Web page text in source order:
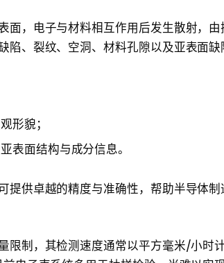
面，电子与材料相互作用后发生散射，
、裂纹、空洞、材料孔隙以及亚表面缺
形貌；
表面结构与成分信息。
提供卓越的精度与准确性，帮助半导体
限制，其检测速度通常以平方毫米/小时